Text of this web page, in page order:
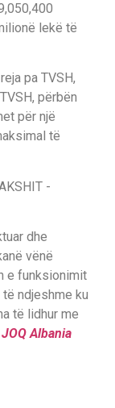
lekë të
pa TVSH,
përbën
për një
të
dhe
vënë
e funksionimit
ndjeshme ku
të lidhur me
JOQ Albania